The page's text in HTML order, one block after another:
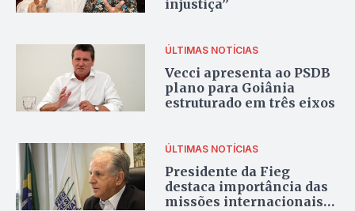
injustiça”
ÚLTIMAS NOTÍCIAS
Vecci apresenta ao PSDB
plano para Goiânia
estruturado em três eixos
ÚLTIMAS NOTÍCIAS
Presidente da Fieg
destaca importância das
missões internacionais